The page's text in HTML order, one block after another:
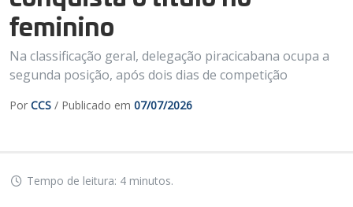
feminino
Na classificação geral, delegação piracicabana ocupa a
segunda posição, após dois dias de competição
Por CCS / Publicado em 07/07/2026
Tempo de leitura: 4 minutos.